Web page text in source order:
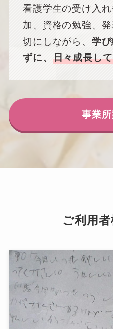
看護学生の受け入
加、資格の勉強、
切にしながら、 学
ずに、 日々成長し
事業
ご利用